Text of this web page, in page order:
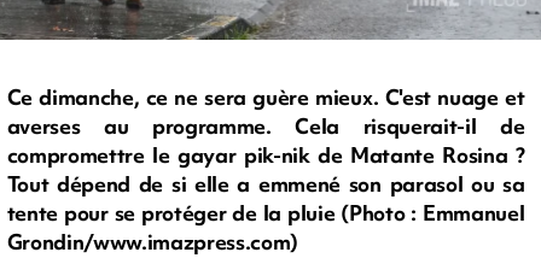
Ce dimanche, ce ne sera guère mieux. C'est nuage et
averses au programme. Cela risquerait-il de
compromettre le gayar pik-nik de Matante Rosina ?
Tout dépend de si elle a emmené son parasol ou sa
tente pour se protéger de la pluie (Photo : Emmanuel
Grondin/www.imazpress.com)